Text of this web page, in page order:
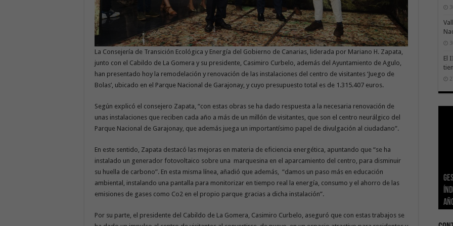
La Consejería de Transición Ecológica y Energía del Gobierno de Canarias, liderada por Mariano H. Zapata,
junto con el Cabildo de La Gomera y su presidente, Casimiro Curbelo, además del Ayuntamiento de Agulo,
han presentado hoy la remodelación y renovación de las instalaciones del centro de visitantes ‘Juego de
Bolas’, ubicado en el Parque Nacional de Garajonay, y cuyo presupuesto total es de 1.315.407 euros.
Según explicó el consejero Zapata, “con estas obras se ha dado respuesta a la necesaria renovación de
unas instalaciones que reciben cada año a más de un millón de visitantes, que son el centro neurálgico del
Parque Nacional de Garajonay, que además juega un importantísimo papel de divulgación al ciudadano”.
En este sentido, Zapata destacó las mejoras en materia de eficiencia energética, apuntando que “se ha
instalado un generador fotovoltaico sobre una marquesina en el aparcamiento del centro, para disminuir
su huella de carbono”. En esta misma línea, añadió que además, “damos un paso más en educación
ambiental, instalando una pantalla para monitorizar en tiempo real la energía, consumo y el ahorro de las
emisiones de gases como Co2 en el propio parque gracias a dicha instalación”.
Por su parte, el presidente del Cabildo de La Gomera, Casimiro Curbelo, aseguró que con estas trabajos se
El
El
El